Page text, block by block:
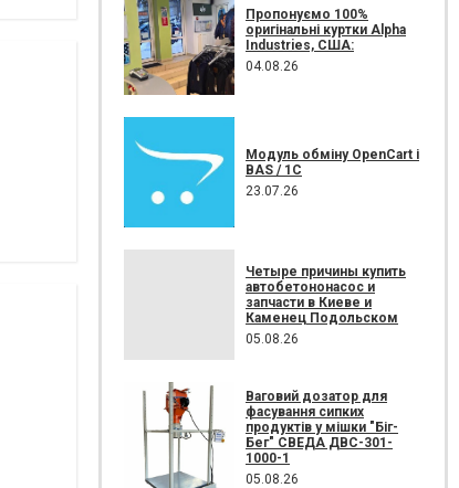
Пропонуємо 100%
оригінальні куртки Alpha
Industries, США:
04.08.26
Модуль обміну OpenCart і
BAS / 1С
23.07.26
Четыре причины купить
автобетононасос и
запчасти в Киеве и
Каменец Подольском
05.08.26
Ваговий дозатор для
фасування сипких
продуктів у мішки "Біг-
Бег" СВЕДА ДВС-301-
1000-1
05.08.26